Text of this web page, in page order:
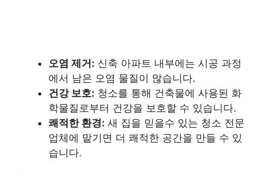
오염 제거: 신축 아파트 내부에는 시공 과정
에서 남은 오염 물질이 많습니다.
건강 보호: 청소를 통해 건축물에 사용된 화
학물질로부터 건강을 보호할 수 있습니다.
쾌적한 환경: 새 집을 믿을수 있는 청소 전문
업체에 맡기면 더 쾌적한 공간을 만들 수 있
습니다.